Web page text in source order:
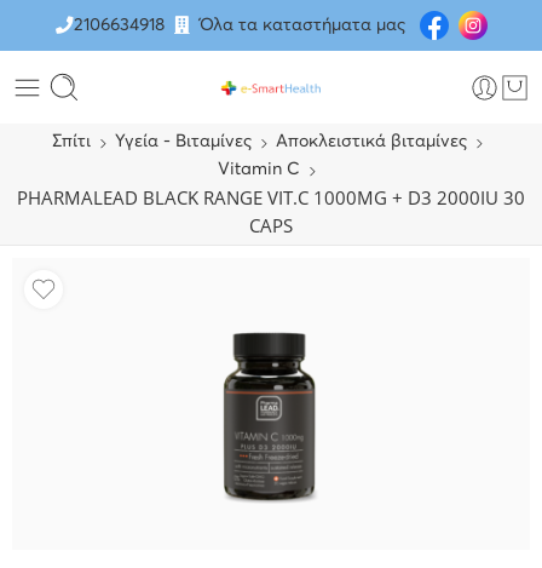
2106634918 Όλα τα καταστήματα μας
Σπίτι Υγεία - Βιταμίνες
Αποκλειστικά βιταμίνες
Vitamin C
PHARMALEAD BLACK RANGE VIT.C 1000MG + D3 2000IU 30
CAPS